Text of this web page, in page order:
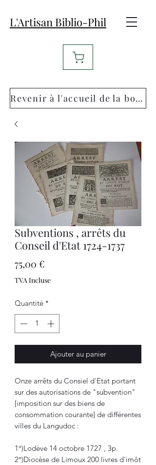
L'Artisan Biblio-Phil
Revenir à l'accueil de la boutique
Subventions , arrêts du
Conseil d'Etat 1724-1737
75,00 €
TVA Incluse
Quantité *
Ajouter au panier
Onze arrêts du Consiel d'Etat portant
sur des autorisations de "subvention"
[imposition sur des biens de
consommation courante] de différentes
villes du Langudoc :
1°)Lodève 14 octobre 1727 , 3p.
2°)Diocèse de Limoux 200 livres d'imôt